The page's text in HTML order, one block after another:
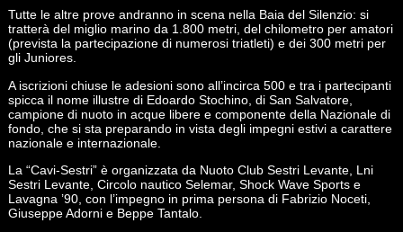
Tutte le altre prove andranno in scena nella Baia del Silenzio: si
tratterà del miglio marino da 1.800 metri, del chilometro per amatori
(prevista la partecipazione di numerosi triatleti) e dei 300 metri per
gli Juniores.
A iscrizioni chiuse le adesioni sono all’incirca 500 e tra i partecipanti
spicca il nome illustre di Edoardo Stochino, di San Salvatore,
campione di nuoto in acque libere e componente della Nazionale di
fondo, che si sta preparando in vista degli impegni estivi a carattere
nazionale e internazionale.
La “Cavi-Sestri” è organizzata da Nuoto Club Sestri Levante, Lni
Sestri Levante, Circolo nautico Selemar, Shock Wave Sports e
Lavagna ’90, con l’impegno in prima persona di Fabrizio Noceti,
Giuseppe Adorni e Beppe Tantalo.